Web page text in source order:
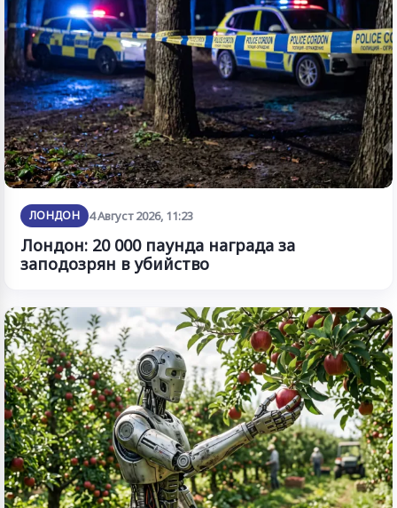
ЛОНДОН 4 Август 2026, 11:23
Лондон: 20 000 паунда награда за
заподозрян в убийство